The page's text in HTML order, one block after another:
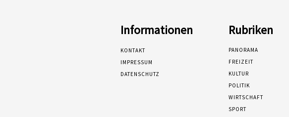
Informationen
KONTAKT
IMPRESSUM
DATENSCHUTZ
Rubriken
PANORAMA
FREIZEIT
KULTUR
POLITIK
WIRTSCHAFT
SPORT